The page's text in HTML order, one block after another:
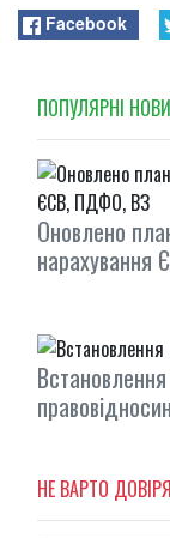
Facebook
ПОПУЛЯРНI
Оновлено
правовідносин
НЕ ВАРТО